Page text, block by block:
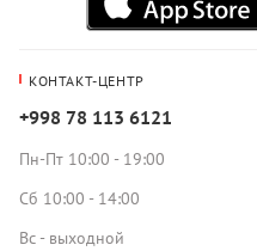
КОНТАКТ-ЦЕНТР
+998 78 113 6121
Пн-Пт 10:00 - 19:00
Сб 10:00 - 14:00
Вс - выходной